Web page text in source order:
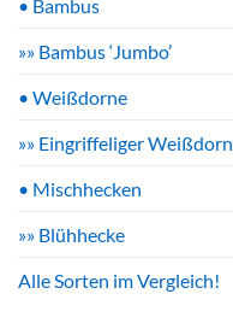
• Bambus
»» Bambus ‘Jumbo’
• Weißdorne
»» Eingriffeliger Weißdorn
• Mischhecken
»» Blühhecke
Alle Sorten im Vergleich!